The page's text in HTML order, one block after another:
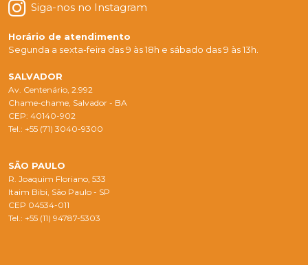
Siga-nos no Instagram
Horário de atendimento
Segunda a sexta-feira das 9 às 18h e sábado das 9 às 13h.
SALVADOR
Av. Centenário, 2.992
Chame-chame, Salvador - BA
CEP: 40140-902
Tel.: +55 (71) 3040-9300
SÃO PAULO
R. Joaquim Floriano, 533
Itaim Bibi, São Paulo - SP
CEP 04534-011
Tel.: +55 (11) 94787-5303